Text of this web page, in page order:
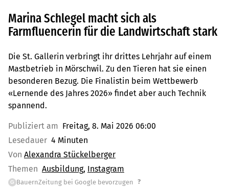
Marina Schlegel macht sich als
Farmfluencerin für die Landwirtschaft stark
Die St. Gallerin verbringt ihr drittes Lehrjahr auf einem
Mastbetrieb in Mörschwil. Zu den Tieren hat sie einen
besonderen Bezug. Die Finalistin beim Wettbewerb
«Lernende des Jahres 2026» findet aber auch Technik
spannend.
Publiziert am Freitag, 8. Mai 2026 06:00
Lesedauer 4 Minuten
Von Alexandra Stückelberger
Themen Ausbildung Instagram
G BauernZeitung bei Google bevorzugen ?